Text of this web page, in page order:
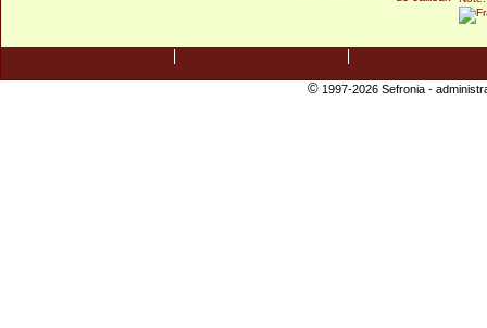
©1997-2026 Sefronia -